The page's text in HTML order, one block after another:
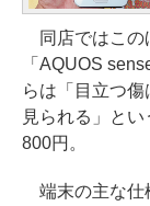
同店ではこの
「AQUOS
らは「目立つ
見られる」と
800円。
端末の主な仕